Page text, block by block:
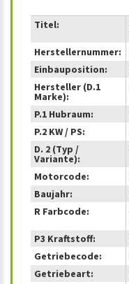
Titel:
Herstellernummer:
Einbauposition:
Hersteller (D.1
Marke):
P.1 Hubraum:
P.2 KW / PS:
D. 2 (Typ /
Variante):
Motorcode:
Baujahr:
R Farbcode:
P3 Kraftstoff:
Getriebecode:
Getriebeart: